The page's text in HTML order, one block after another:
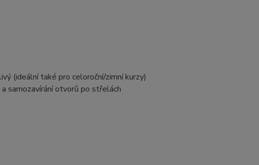
(ideální také pro celoroční/zimní kurzy)
samozavírání otvorů po střelách